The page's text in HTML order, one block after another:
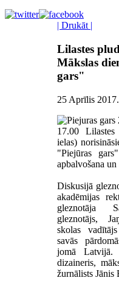
| Drukāt |
Lilastes
Mākslas
gars"
25 Aprīlis 2017.
17.00
ielas)
"Piejūras
apbalvošana
Diskusijā
akadēmijas
gleznotāja
gleznotājs,
skolas
savās
jomā Latvijā.
dizaineris,
žurnālists Jānis